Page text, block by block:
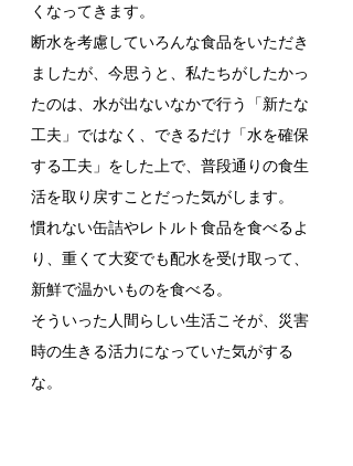
くなってきます。
断水を考慮していろんな食品をいただき
ましたが、今思うと、私たちがしたかっ
たのは、水が出ないなかで行う「新たな
工夫」ではなく、できるだけ「水を確保
する工夫」をした上で、普段通りの食生
活を取り戻すことだった気がします。
慣れない缶詰やレトルト食品を食べるよ
り、重くて大変でも配水を受け取って、
新鮮で温かいものを食べる。
そういった人間らしい生活こそが、災害
時の生きる活力になっていた気がする
な。